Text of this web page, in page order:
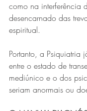
como na interferência
desencarnado das
espiritual.
Portanto, a Psiquiatria
entre o estado de
mediúnico e o dos
seriam anormais ou